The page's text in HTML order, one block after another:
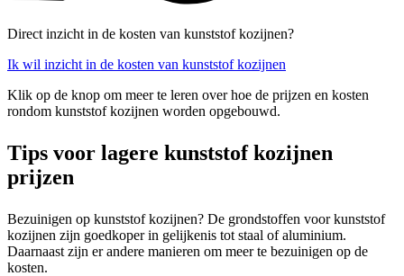
Direct inzicht in de kosten van kunststof kozijnen?
Ik wil inzicht in de kosten van kunststof kozijnen
Klik op de knop om meer te leren over hoe de prijzen en kosten
rondom kunststof kozijnen worden opgebouwd.
Tips voor lagere kunststof kozijnen
prijzen
Bezuinigen op kunststof kozijnen? De grondstoffen voor kunststof
kozijnen zijn goedkoper in gelijkenis tot staal of aluminium.
Daarnaast zijn er andere manieren om meer te bezuinigen op de
kosten.